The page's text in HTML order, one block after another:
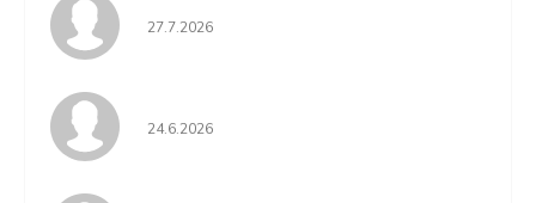
Hodnocení obchodu je 5 z 5 hvězdiček.
27.7.2026
Hodnocení obchodu je 5 z 5 hvězdiček.
24.6.2026